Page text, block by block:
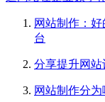
网站制作：
台
分享提升网
网站制作分